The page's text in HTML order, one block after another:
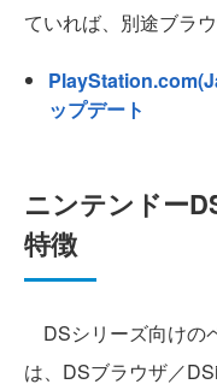
ていれば、別途ブラ
ップデート
ニンテンドー
特徴
DSシリーズ向けの
は、DSブラウザ／